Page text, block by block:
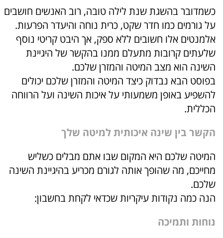
כשמדובר בהשגת שנת לילה טובה, רוב האנשים חושבים
על גורמים כמו חדר שקט, כרית נוחה והיעדר הפרעות.
אלמנטים אלו חשובים ללא ספק, אך היבט קריטי נוסף
שלעתים קרובות מתעלם ממנו בהקשר של היגיינת
השינה הוא מצב המיטה והמזרן שלכם.
בפוסט הבא נבדוק כיצד המיטה והמזרן שלכם יכולים
להשפיע באופן משמעותי על איכות השינה ועל הרווחה
הכללית.
הקשר בין שינה איכותית למיטה שלך
המיטה שלכם היא המקום שבו אתם מבלים כשליש
מחייכם, מה שהופך אותה לגורם מכריע בהיגיינת השינה
שלכם.
הנה כמה נקודות עיקריות שכדאי לקחת בחשבון:
נוחות ותמיכה